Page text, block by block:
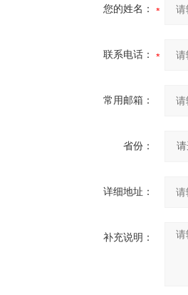
您的姓名：
联系电话：
常用邮箱：
省份：
详细地址：
补充说明：